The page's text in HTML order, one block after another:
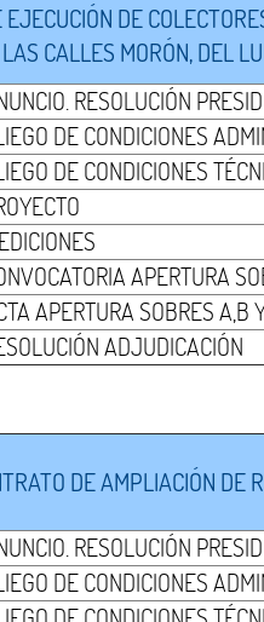
DE
LAS CALLES MORÓN, DEL
RESOLUCIÓN
DE CONDICIONES
DE CONDICIONES
APERTURA
APERTURA SOBRES A,B
ADJUDICACIÓN
DE AMPLIACIÓN DE
RESOLUCIÓN
DE CONDICIONES